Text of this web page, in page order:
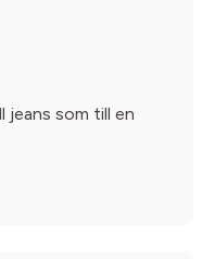
jeans som till en